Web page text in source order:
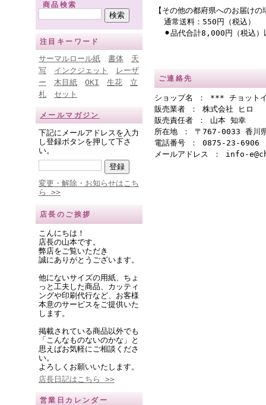
商品検索
注目キーワード
サーマルロール紙 書体
天
写
インクジェット
レーザ
ー
木目紙 OKI 生花
立
札
セット
メールマガジン
下記にメールアドレスを入力
し登録ボタンを押して下さ
い。
変更・解除・お知らせはこち
ら >>
店長のご挨拶
こんにちは！
店長の山本です。
弊店をご覧いただき
誠にありがとうございます。
他にないサイズの用紙、ちょ
っと工夫した商品、カッティ
ングや印刷代行など、お客様
本意のサービスをご提供いた
します。
掲載されている商品以外でも
「こんなものないのかな」と
思えばお気軽にご相談くださ
い。
よろしくお願いいたします。
店長日記はこちら >>
営業日カレンダー
【その他の都府県へのお届けの
通常送料：550円（税込）
⚫︎品代合計8,000円（税込）
ご連絡先
ショップ名 ： *** チョット
販売業者 ： 株式会社 ヒロ
販売責任者 ： 山本 知幸
所在地 ： 〒767-0033 香川
電話番号 ： 0875-23-6906
メールアドレス ： info-